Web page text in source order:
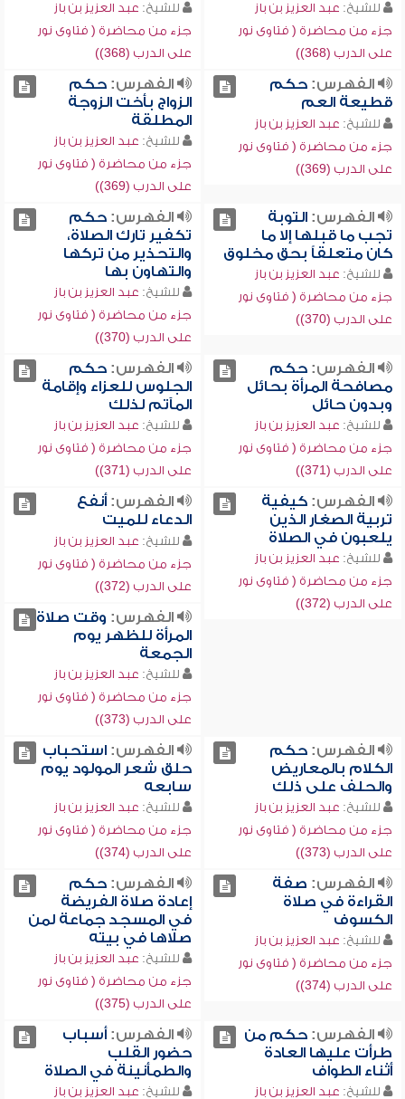
للشيخ: عبد العزيز بن باز
جزء من محاضرة ( فتاوى نور
على الدرب (368))
للشيخ: عبد العزيز بن باز
جزء من محاضرة ( فتاوى نور
على الدرب (368))
الفهرس:حكم
قطيعة العم
للشيخ: عبد العزيز بن باز
جزء من محاضرة ( فتاوى نور
على الدرب (369))
الفهرس:حكم
الزواج بأخت الزوجة
المطلقة
للشيخ: عبد العزيز بن باز
جزء من محاضرة ( فتاوى نور
على الدرب (369))
الفهرس:التوبة
تجب ما قبلها إلا ما
كان متعلقاً بحق مخلوق
للشيخ: عبد العزيز بن باز
جزء من محاضرة ( فتاوى نور
على الدرب (370))
الفهرس:حكم
تكفير تارك الصلاة،
والتحذير من تركها
والتهاون بها
للشيخ: عبد العزيز بن باز
جزء من محاضرة ( فتاوى نور
على الدرب (370))
الفهرس:حكم
مصافحة المرأة بحائل
وبدون حائل
للشيخ: عبد العزيز بن باز
جزء من محاضرة ( فتاوى نور
على الدرب (371))
الفهرس:حكم
الجلوس للعزاء وإقامة
المآتم لذلك
للشيخ: عبد العزيز بن باز
جزء من محاضرة ( فتاوى نور
على الدرب (371))
الفهرس:كيفية
تربية الصغار الذين
يلعبون في الصلاة
للشيخ: عبد العزيز بن باز
جزء من محاضرة ( فتاوى نور
على الدرب (372))
الفهرس:أنفع
الدعاء للميت
للشيخ: عبد العزيز بن باز
جزء من محاضرة ( فتاوى نور
على الدرب (372))
الفهرس: وقت صلاة
المرأة للظهر يوم
الجمعة
للشيخ: عبد العزيز بن باز
جزء من محاضرة ( فتاوى نور
على الدرب (373))
الفهرس:حكم
الكلام بالمعاريض
والحلف على ذلك
للشيخ: عبد العزيز بن باز
جزء من محاضرة ( فتاوى نور
على الدرب (373))
الفهرس:استحباب
حلق شعر المولود يوم
سابعه
للشيخ: عبد العزيز بن باز
جزء من محاضرة ( فتاوى نور
على الدرب (374))
الفهرس: صفة
القراءة في صلاة
الكسوف
للشيخ: عبد العزيز بن باز
جزء من محاضرة ( فتاوى نور
على الدرب (374))
الفهرس:حكم
إعادة صلاة الفريضة
في المسجد جماعة لمن
صلاها في بيته
للشيخ: عبد العزيز بن باز
جزء من محاضرة ( فتاوى نور
على الدرب (375))
الفهرس:حكم من
طرأت عليها العادة
أثناء الطواف
للشيخ: عبد العزيز بن باز
الفهرس:أسباب
حضور القلب
والطمأنينة في الصلاة
للشيخ: عبد العزيز بن باز